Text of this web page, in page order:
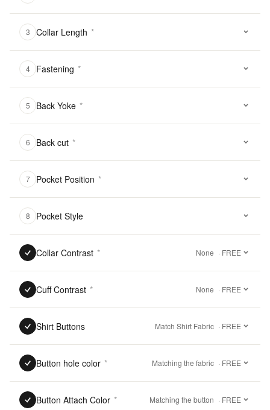
3 Collar Length *
4 Fastening *
5 Back Yoke *
6 Back cut *
7 Pocket Position *
8 Pocket Style
Collar Contrast * None · FREE
Cuff Contrast * None · FREE
Shirt Buttons Match Shirt Fabric · FREE
Button hole color * Matching the fabric · FREE
Button Attach Color * Matching the button · FREE